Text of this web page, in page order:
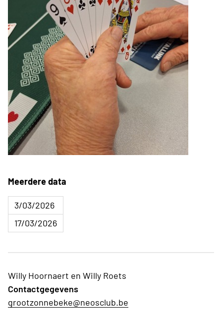
Meerdere data
3/03/2026
17/03/2026
Willy Hoornaert en Willy Roets
Contactgegevens
grootzonnebeke@neosclub.be